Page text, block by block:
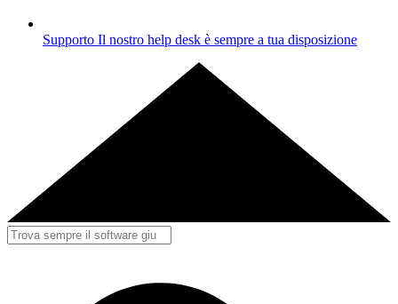
Supporto Il nostro help desk è sempre a tua disposizione